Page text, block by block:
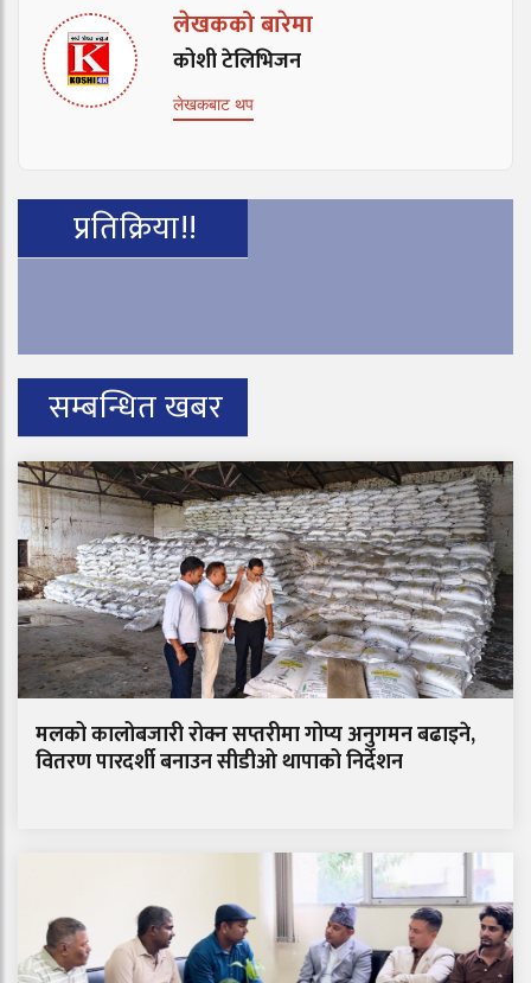
लेखकको बारेमा
कोशी टेलिभिजन
लेखकबाट थप
प्रतिक्रिया!!
सम्बन्धित खबर
मलको कालोबजारी रोक्न सप्तरीमा गोप्य अनुगमन बढाइने,
वितरण पारदर्शी बनाउन सीडीओ थापाको निर्देशन